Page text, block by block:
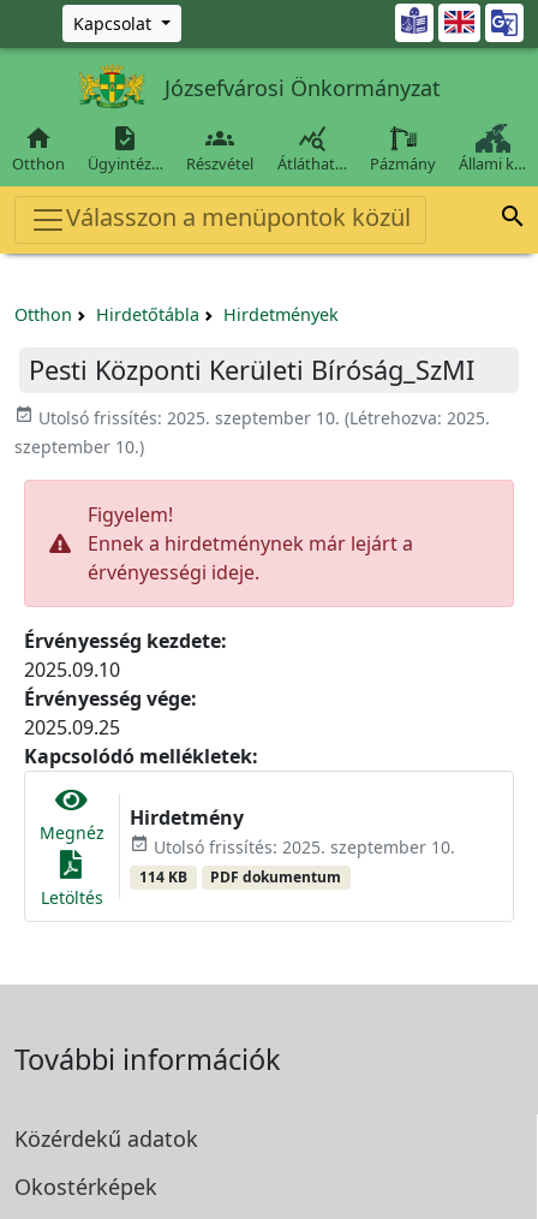
Ugrás a fő tartalomra
Kapcsolat 
Józsefvárosi Önkormányzat

Otthon

Ügyintéz…

Részvétel

Átláthat… Pázmány Állami k…
Válasszon a menüpontok közül 
Otthon Hirdetőtábla Hirdetmények
Pesti Központi Kerületi Bíróság_SzMI
event_available Utolsó frissítés: 2025. szeptember 10. (Létrehozva: 2025.
szeptember 10.)
Figyelem!
Ennek a hirdetménynek már lejárt a
érvényességi ideje.
Érvényesség kezdete:
2025.09.10
Érvényesség vége:
2025.09.25
Kapcsolódó mellékletek:
Megnéz
Letöltés
Hirdetmény
event_available Utolsó frissítés: 2025. szeptember 10.
114 KB PDF dokumentum
További információk
Közérdekű adatok
Okostérképek